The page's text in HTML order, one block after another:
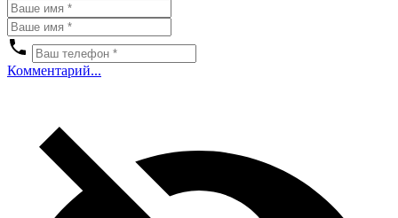
Комментарий...